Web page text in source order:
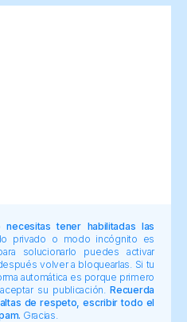
tener habilitadas las
privado o modo incógnito es
solucionarlo puedes activar
volver a bloquearlas. Si tu
automática es porque primero
su publicación.Recuerda
de respeto, escribir todo el
Gracias.